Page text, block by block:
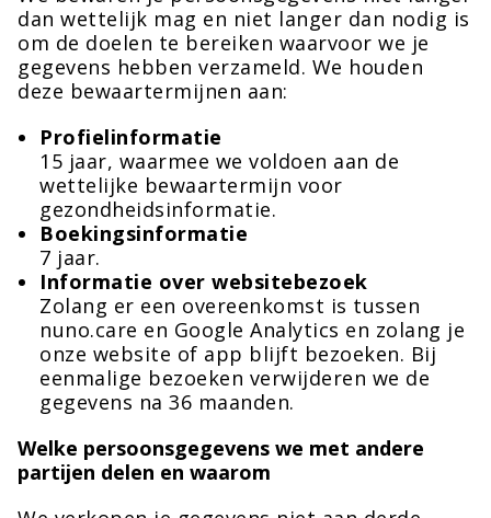
dan wettelijk mag en niet langer dan nodig is
om de doelen te bereiken waarvoor we je
gegevens hebben verzameld. We houden
deze bewaartermijnen aan:
Profielinformatie
15 jaar, waarmee we voldoen aan de
wettelijke bewaartermijn voor
gezondheidsinformatie.
Boekingsinformatie
7 jaar.
Informatie over websitebezoek
Zolang er een overeenkomst is tussen
nuno.care en Google Analytics en zolang je
onze website of app blijft bezoeken. Bij
eenmalige bezoeken verwijderen we de
gegevens na 36 maanden.
Welke persoonsgegevens we met andere
partijen delen en waarom